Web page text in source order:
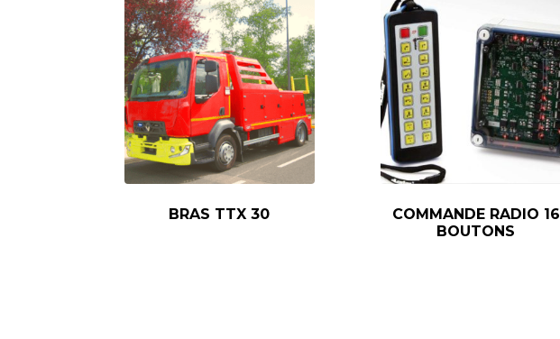
BRAS TTX 30
COMMANDE RADIO 16
BOUTONS